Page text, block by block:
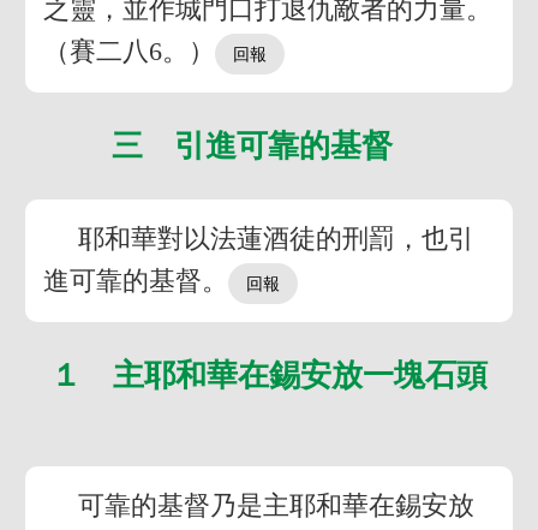
之靈，並作城門口打退仇敵者的力量。
（賽二八6。）
三 引進可靠的基督
耶和華對以法蓮酒徒的刑罰，也引
進可靠的基督。
１ 主耶和華在錫安放一塊石頭
可靠的基督乃是主耶和華在錫安放